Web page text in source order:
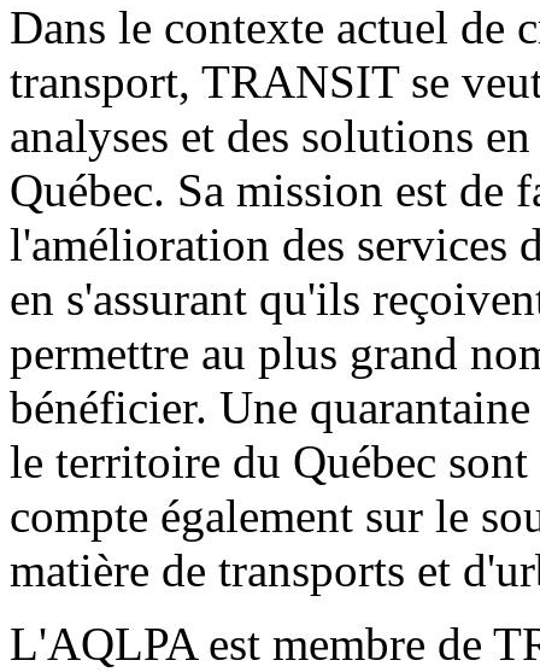
Dans le contexte actuel de
transport, TRANSIT se
analyses et des solutions
Québec. Sa mission est de
l'amélioration des services
en s'assurant qu'ils
permettre au plus grand
bénéficier. Une
le territoire du Québec
compte également sur le
matière de transports et
L'AQLPA est membre de